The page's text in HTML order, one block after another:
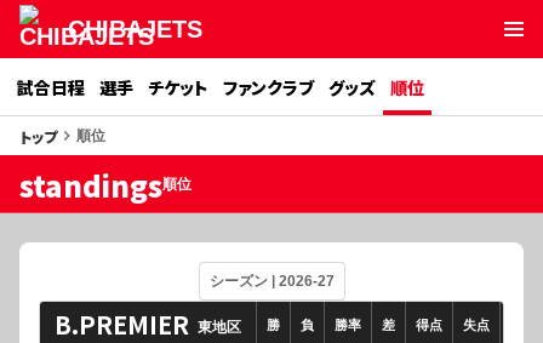
CHIBAJETS
試合日程 選手 チケット ファンクラブ グッズ 順位
トップkeyboard_arrow_right 順位
standings順位
B.PREMIER 東地区 勝 負 勝率 差 得点 失点